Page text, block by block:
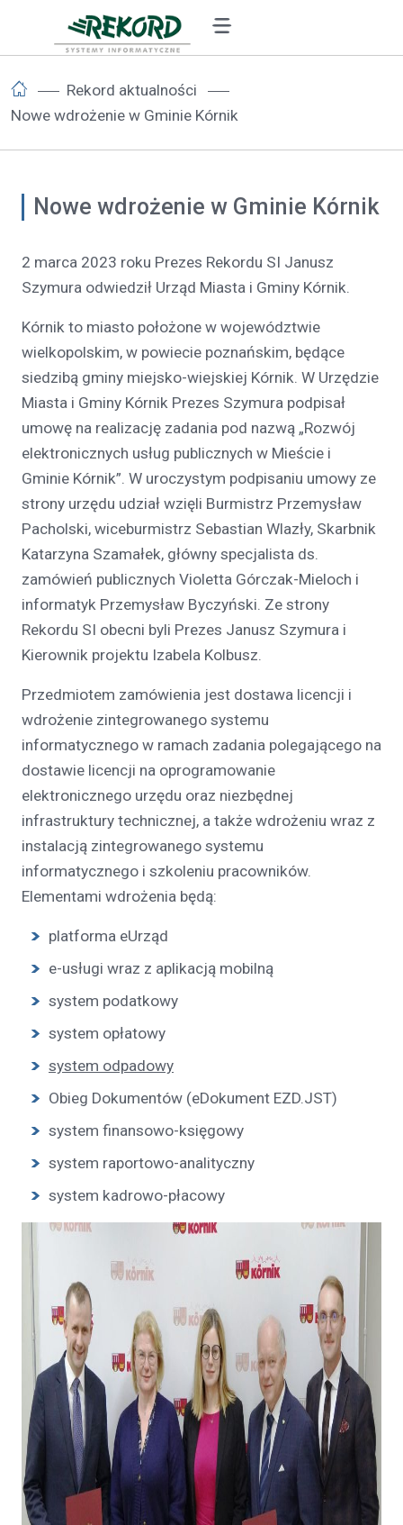
Rekord aktualności
Nowe wdrożenie w Gminie Kórnik
Nowe wdrożenie w Gminie Kórnik
2 marca 2023 roku Prezes Rekordu SI Janusz
Szymura odwiedził Urząd Miasta i Gminy Kórnik.
Kórnik to miasto położone w województwie
wielkopolskim, w powiecie poznańskim, będące
siedzibą gminy miejsko-wiejskiej Kórnik. W Urzędzie
Miasta i Gminy Kórnik Prezes Szymura podpisał
umowę na realizację zadania pod nazwą „Rozwój
elektronicznych usług publicznych w Mieście i
Gminie Kórnik”. W uroczystym podpisaniu umowy ze
strony urzędu udział wzięli Burmistrz Przemysław
Pacholski, wiceburmistrz Sebastian Wlazły, Skarbnik
Katarzyna Szamałek, główny specjalista ds.
zamówień publicznych Violetta Górczak-Mieloch i
informatyk Przemysław Byczyński. Ze strony
Rekordu SI obecni byli Prezes Janusz Szymura i
Kierownik projektu Izabela Kolbusz.
Przedmiotem zamówienia jest dostawa licencji i
wdrożenie zintegrowanego systemu
informatycznego w ramach zadania polegającego na
dostawie licencji na oprogramowanie
elektronicznego urzędu oraz niezbędnej
infrastruktury technicznej, a także wdrożeniu wraz z
instalacją zintegrowanego systemu
informatycznego i szkoleniu pracowników.
Elementami wdrożenia będą:
platforma eUrząd
e-usługi wraz z aplikacją mobilną
system podatkowy
system opłatowy
system odpadowy
Obieg Dokumentów (eDokument EZD.JST)
system finansowo-księgowy
system raportowo-analityczny
system kadrowo-płacowy